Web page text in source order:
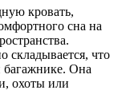
кровать,
сна на
складывается, что
багажнике. Она
охоты или